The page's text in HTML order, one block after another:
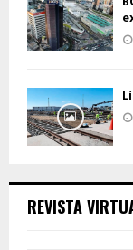
REVISTA